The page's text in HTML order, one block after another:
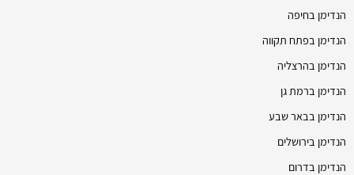
הנדימן בחיפה
הנדימן בפתח תקווה
הנדימן בהרצליה
הנדימן ברמת גן
הנדימן בבאר שבע
הנדימן בירושלים
הנדימן בדרום